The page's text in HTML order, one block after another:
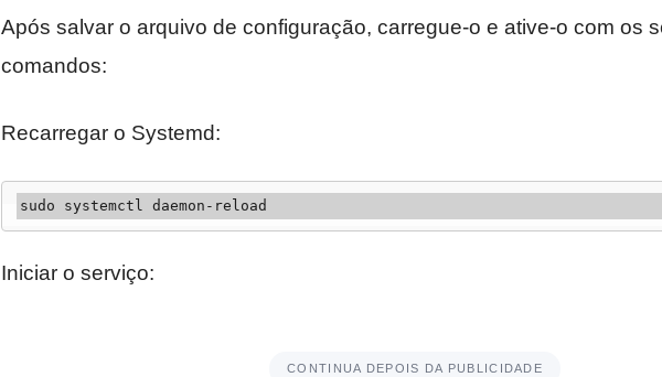
Após salvar o arquivo de configuração, carregue-o e ative-o com os
comandos:
Recarregar o Systemd:
sudo systemctl daemon-reload
Iniciar o serviço:
CONTINUA DEPOIS DA PUBLICIDADE